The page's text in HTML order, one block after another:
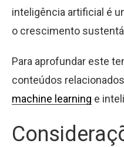
inteligência artificial é
o crescimento
Para aprofundar este
conteúdos
machine learning e